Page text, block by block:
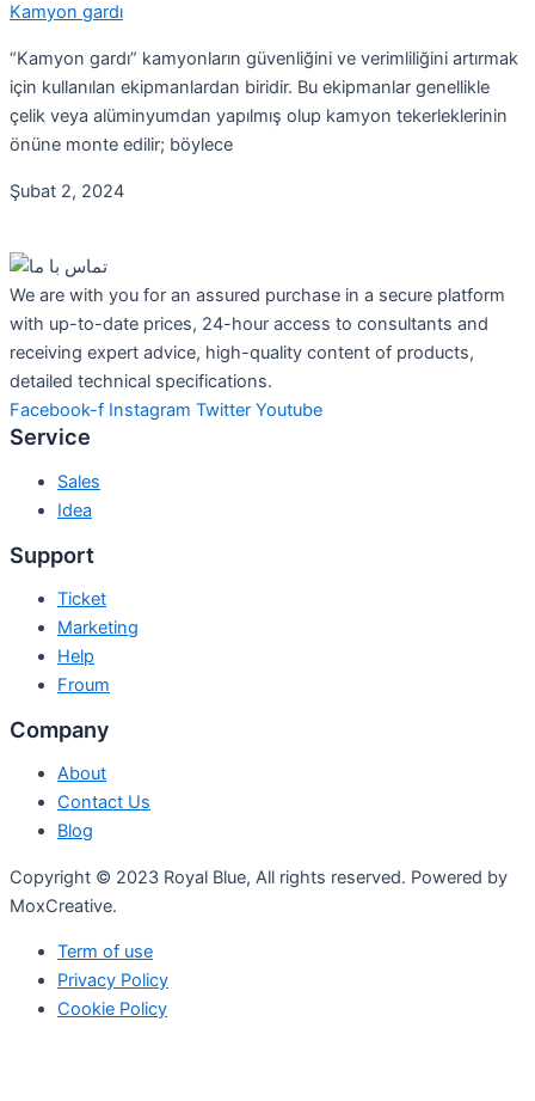
Kamyon gardı
“Kamyon gardı” kamyonların güvenliğini ve verimliliğini artırmak
için kullanılan ekipmanlardan biridir. Bu ekipmanlar genellikle
çelik veya alüminyumdan yapılmış olup kamyon tekerleklerinin
önüne monte edilir; böylece
Şubat 2, 2024
We are with you for an assured purchase in a secure platform
with up-to-date prices, 24-hour access to consultants and
receiving expert advice, high-quality content of products,
detailed technical specifications.
Facebook-f Instagram Twitter Youtube
Service
Sales
Idea
Support
Ticket
Marketing
Help
Froum
Company
About
Contact Us
Blog
Copyright © 2023 Royal Blue, All rights reserved. Powered by
MoxCreative.
Term of use
Privacy Policy
Cookie Policy